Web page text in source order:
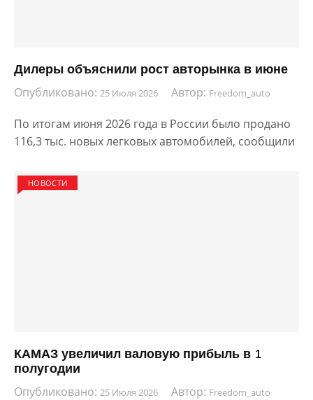
Дилеры объяснили рост авторынка в июне
Опубликовано: 25 Июля 2026 Автор: Freedom_auto
По итогам июня 2026 года в России было продано
116,3 тыс. новых легковых автомобилей, сообщили
НОВОСТИ
КАМАЗ увеличил валовую прибыль в 1
полугодии
Опубликовано: 25 Июля 2026 Автор: Freedom_auto